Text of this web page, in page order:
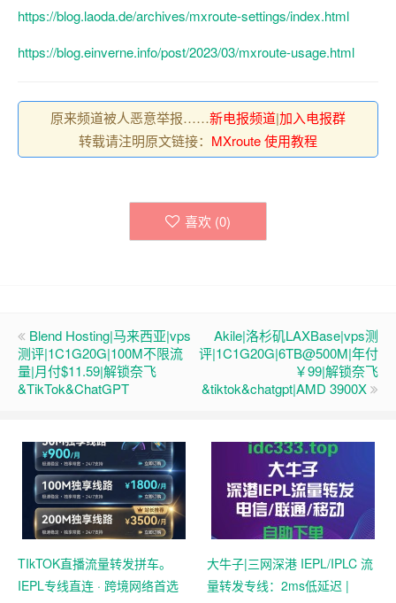
https://blog.laoda.de/archives/mxroute-settings/index.html
https://blog.einverne.info/post/2023/03/mxroute-usage.html
原来频道被人恶意举报……新电报频道|加入电报群
转载请注明原文链接： MXroute 使用教程
喜欢 (0)
Blend Hosting|马来西亚|vps
测评|1C1G20G|100M不限流
量|月付$11.59|解锁奈飞
&TikTok&ChatGPT
Akile|洛杉矶LAXBase|vps测
评|1C1G20G|6TB@500M|年付
￥99|解锁奈飞
&tiktok&chatgpt|AMD 3900X
TIkTOK直播流量转发拼车。
IEPL专线直连 · 跨境网络首选
大牛子|三网深港 IEPL/IPLC 流
量转发专线：2ms低延迟 |